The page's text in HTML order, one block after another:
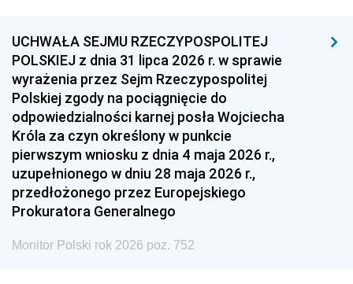
UCHWAŁA SEJMU RZECZYPOSPOLITEJ
POLSKIEJ z dnia 31 lipca 2026 r. w sprawie
wyrażenia przez Sejm Rzeczypospolitej
Polskiej zgody na pociągnięcie do
odpowiedzialności karnej posła Wojciecha
Króla za czyn określony w punkcie
pierwszym wniosku z dnia 4 maja 2026 r.,
uzupełnionego w dniu 28 maja 2026 r.,
przedłożonego przez Europejskiego
Prokuratora Generalnego
Monitor Polski rok 2026 poz. 752